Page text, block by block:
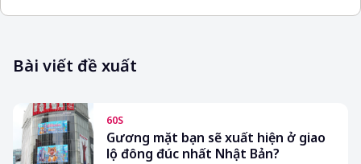
Bài viết đề xuất
60S
Gương mặt bạn sẽ xuất hiện ở giao
lộ đông đúc nhất Nhật Bản?